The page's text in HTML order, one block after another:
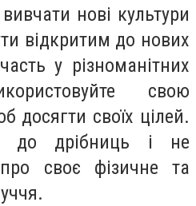
нові культури
відкритим до нових
у різноманітних
свою
досягти своїх цілей.
до дрібниць і не
своє фізичне та